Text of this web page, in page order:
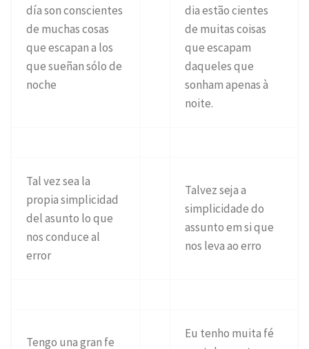
día son conscientes
de muchas cosas
que escapan a los
que sueñan sólo de
noche
dia estão cientes
de muitas coisas
que escapam
daqueles que
sonham apenas à
noite.
Tal vez sea la
propia simplicidad
del asunto lo que
nos conduce al
error
Talvez seja a
simplicidade do
assunto em si que
nos leva ao erro
Tengo una gran fe
Eu tenho muita fé